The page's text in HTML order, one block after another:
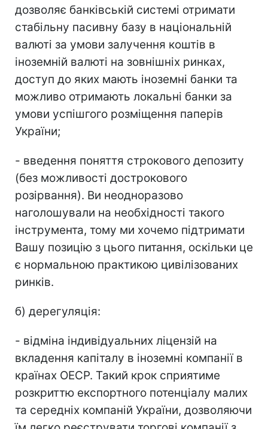
дозволяє банківській системі отримати
стабільну пасивну базу в національній
валюті за умови залучення коштів в
іноземній валюті на зовнішніх ринках,
доступ до яких мають іноземні банки та
можливо отримають локальні банки за
умови успішгого розміщення паперів
України;
- введення поняття строкового депозиту
(без можливості дострокового
розірвання). Ви неодноразово
наголошували на необхідності такого
інструмента, тому ми хочемо підтримати
Вашу позицію з цього питання, оскільки це
є нормальною практикою цивілізованих
ринків.
б) дерегуляція:
- відміна індивідуальних ліцензій на
вкладення капіталу в іноземні компанії в
країнах ОЕСР. Такий крок сприятиме
розкриттю експортного потенціалу малих
та середніх компаній України, дозволяючи